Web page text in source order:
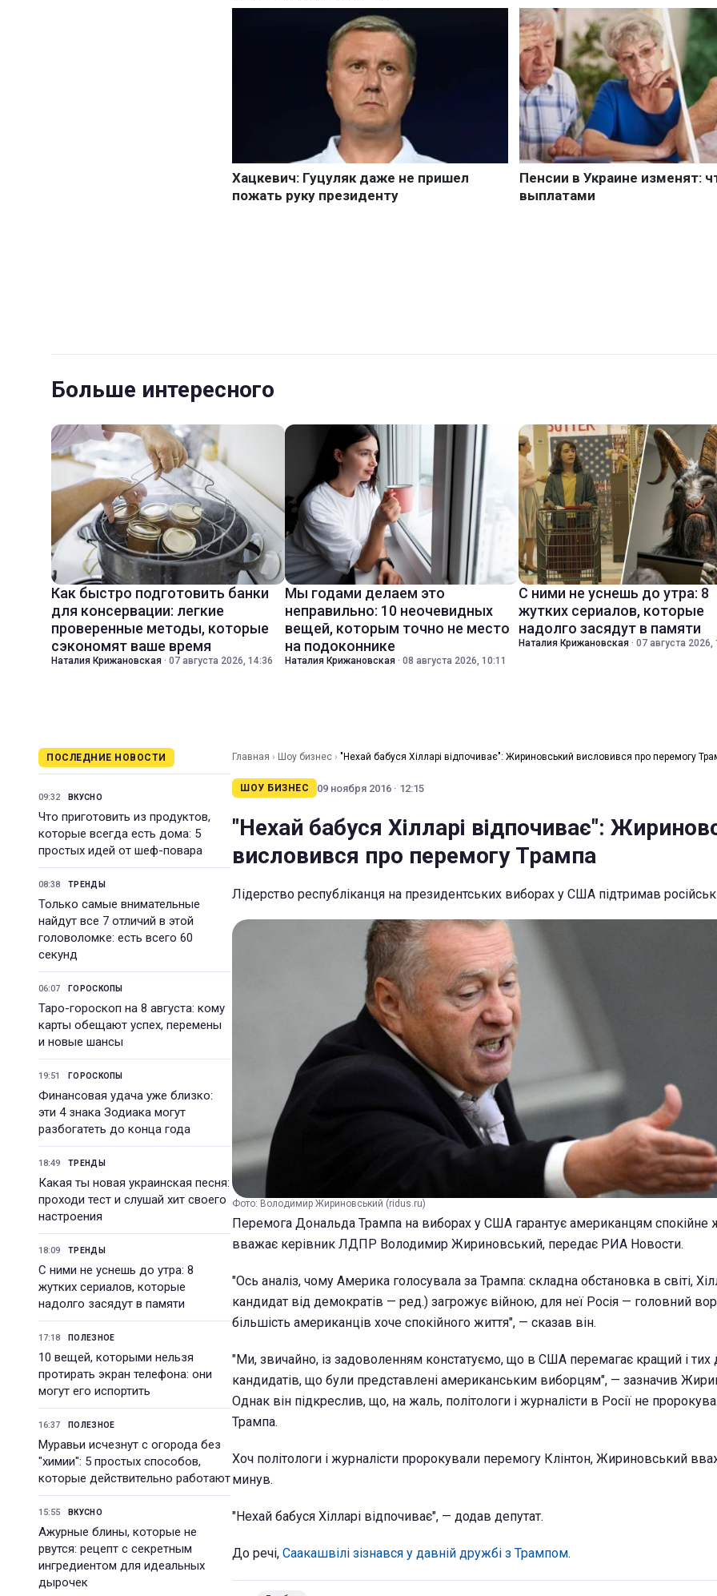
Больше интересного
Как быстро подготовить банки
для консервации: легкие
проверенные методы, которые
сэкономят ваше время
Наталия Крижановская · 07 августа 2026, 14:36
Мы годами делаем это
неправильно: 10 неочевидных
вещей, которым точно не место
на подоконнике
Наталия Крижановская · 08 августа 2026, 10:11
С ними не уснешь до утра: 8
жутких сериалов, которые
надолго засядут в памяти
Наталия Крижановская · 07 августа 2026,
ПОСЛЕДНИЕ НОВОСТИ
09:32 ВКУСНО
Что приготовить из продуктов,
которые всегда есть дома: 5
простых идей от шеф-повара
08:38 ТРЕНДЫ
Только самые внимательные
найдут все 7 отличий в этой
головоломке: есть всего 60
секунд
06:07 ГОРОСКОПЫ
Таро-гороскоп на 8 августа: кому
карты обещают успех, перемены
и новые шансы
19:51 ГОРОСКОПЫ
Финансовая удача уже близко:
эти 4 знака Зодиака могут
разбогатеть до конца года
18:49 ТРЕНДЫ
Какая ты новая украинская песня:
проходи тест и слушай хит своего
настроения
18:09 ТРЕНДЫ
С ними не уснешь до утра: 8
жутких сериалов, которые
надолго засядут в памяти
17:18 ПОЛЕЗНОЕ
10 вещей, которыми нельзя
протирать экран телефона: они
могут его испортить
16:37 ПОЛЕЗНОЕ
Муравьи исчезнут с огорода без
"химии": 5 простых способов,
которые действительно работают
15:55 ВКУСНО
Ажурные блины, которые не
рвутся: рецепт с секретным
ингредиентом для идеальных
дырочек
Главная › Шоу бизнес › "Нехай бабуся Хілларі відпочиває": Жириновський висловився про перемогу
ШОУ БИЗНЕС 09 ноября 2016 · 12:15
"Нехай бабуся Хілларі відпочиває":
висловився про перемогу Трампа
Лідерство республіканця на президентських виборах у США підтримав
Фото: Володимир Жириновський (ridus.ru)
Перемога Дональда Трампа на виборах у США гарантує американцям спокійне
вважає керівник ЛДПР Володимир Жириновський, передає РИА Новости.
"Ось аналіз, чому Америка голосувала за Трампа: складна обстановка в світі,
кандидат від демократів — ред.) загрожує війною, для неї Росія — головний
більшість американців хоче спокійного життя", — сказав він.
"Ми, звичайно, із задоволенням констатуємо, що в США перемагає кращий і тих
кандидатів, що були представлені американським виборцям", — зазначив
Однак він підкреслив, що, на жаль, політологи і журналісти в Росії не
Трампа.
Хоч політологи і журналісти пророкували перемогу Клінтон, Жириновський
минув.
"Нехай бабуся Хілларі відпочиває", — додав депутат.
До речі, Саакашвілі зізнався у давній дружбі з Трампом.